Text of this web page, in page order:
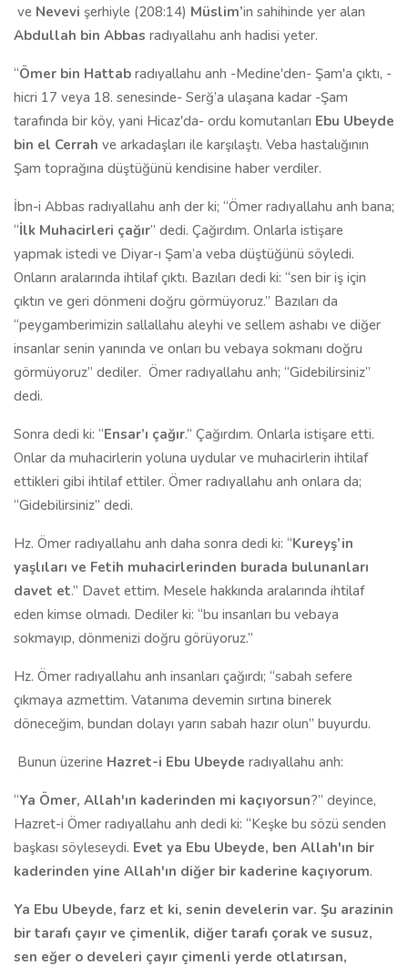
ve Nevevi şerhiyle (208:14) Müslim’in sahihinde yer alan
Abdullah bin Abbas radıyallahu anh hadisi yeter.
“Ömer bin Hattab radıyallahu anh -Medine'den- Şam'a çıktı, -
hicri 17 veya 18. senesinde- Serğ’a ulaşana kadar -Şam
tarafında bir köy, yani Hicaz'da- ordu komutanları Ebu Ubeyde
bin el Cerrah ve arkadaşları ile karşılaştı. Veba hastalığının
Şam toprağına düştüğünü kendisine haber verdiler.
İbn-i Abbas radıyallahu anh der ki; “Ömer radıyallahu anh bana;
“İlk Muhacirleri çağır” dedi. Çağırdım. Onlarla istişare
yapmak istedi ve Diyar-ı Şam’a veba düştüğünü söyledi.
Onların aralarında ihtilaf çıktı. Bazıları dedi ki: “sen bir iş için
çıktın ve geri dönmeni doğru görmüyoruz.” Bazıları da
“peygamberimizin sallallahu aleyhi ve sellem ashabı ve diğer
insanlar senin yanında ve onları bu vebaya sokmanı doğru
görmüyoruz” dediler. Ömer radıyallahu anh; “Gidebilirsiniz”
dedi.
Sonra dedi ki: “Ensar’ı çağır.” Çağırdım. Onlarla istişare etti.
Onlar da muhacirlerin yoluna uydular ve muhacirlerin ihtilaf
ettikleri gibi ihtilaf ettiler. Ömer radıyallahu anh onlara da;
“Gidebilirsiniz” dedi.
Hz. Ömer radıyallahu anh daha sonra dedi ki: “Kureyş’in
yaşlıları ve Fetih muhacirlerinden burada bulunanları
davet et.” Davet ettim. Mesele hakkında aralarında ihtilaf
eden kimse olmadı. Dediler ki: “bu insanları bu vebaya
sokmayıp, dönmenizi doğru görüyoruz.”
Hz. Ömer radıyallahu anh insanları çağırdı; “sabah sefere
çıkmaya azmettim. Vatanıma devemin sırtına binerek
döneceğim, bundan dolayı yarın sabah hazır olun” buyurdu.
Bunun üzerine Hazret-i Ebu Ubeyde radıyallahu anh:
“Ya Ömer, Allah'ın kaderinden mi kaçıyorsun?” deyince,
Hazret-i Ömer radıyallahu anh dedi ki: “Keşke bu sözü senden
başkası söyleseydi. Evet ya Ebu Ubeyde, ben Allah'ın bir
kaderinden yine Allah'ın diğer bir kaderine kaçıyorum.
Ya Ebu Ubeyde, farz et ki, senin develerin var. Şu arazinin
bir tarafı çayır ve çimenlik, diğer tarafı çorak ve susuz,
sen eğer o develeri çayır çimenli yerde otlatırsan,